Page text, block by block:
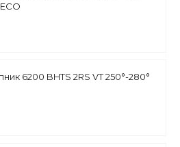
6200 BHTS 2RS VT 250°-280°